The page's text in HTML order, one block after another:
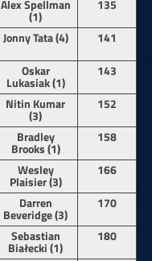
Alex Spellman
(1)
135
Jonny Tata (4)
141
Oskar
Lukasiak (1)
143
Nitin Kumar
(3)
152
Bradley
Brooks (1)
158
Wesley
Plaisier (3)
166
Darren
Beveridge (3)
170
Sebastian
Białecki (1)
180